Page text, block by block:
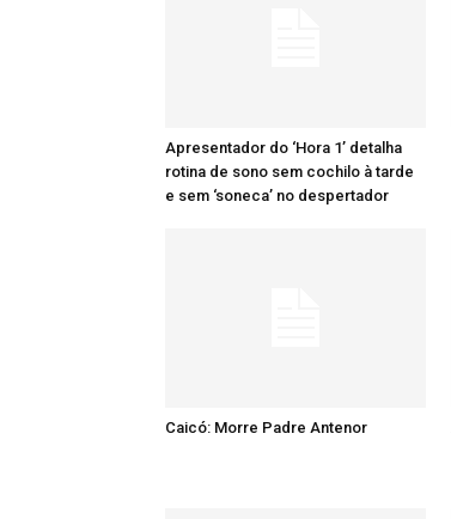
Apresentador do ‘Hora 1’ detalha
rotina de sono sem cochilo à tarde
e sem ‘soneca’ no despertador
Caicó: Morre Padre Antenor